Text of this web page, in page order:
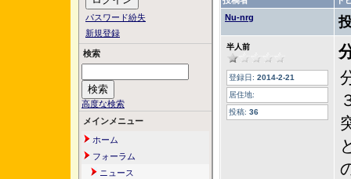
パスワード紛失
新規登録
検索
高度な検索
メインメニュー
ホーム
フォーラム
ニュース
Nu-nrg
半人前
登録日: 2014-2-21
居住地:
投稿: 36